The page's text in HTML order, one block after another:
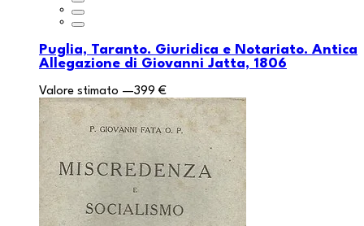
Puglia, Taranto. Giuridica e Notariato. Antica
Allegazione di Giovanni Jatta, 1806
Valore stimato —399 €